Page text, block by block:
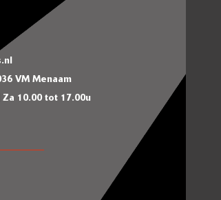
VM Menaam
Za 10.00 tot 17.00u